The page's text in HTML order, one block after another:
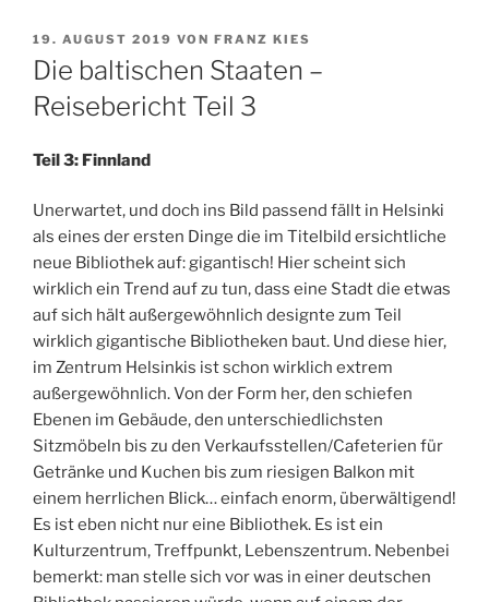
VERÖFFENTLICHT
AM
19. AUGUST 2019 VON FRANZ KIES
Die baltischen Staaten –
Reisebericht Teil 3
Teil 3: Finnland
Unerwartet, und doch ins Bild passend fällt in Helsinki
als eines der ersten Dinge die im Titelbild ersichtliche
neue Bibliothek auf: gigantisch! Hier scheint sich
wirklich ein Trend auf zu tun, dass eine Stadt die etwas
auf sich hält außergewöhnlich designte zum Teil
wirklich gigantische Bibliotheken baut. Und diese hier,
im Zentrum Helsinkis ist schon wirklich extrem
außergewöhnlich. Von der Form her, den schiefen
Ebenen im Gebäude, den unterschiedlichsten
Sitzmöbeln bis zu den Verkaufsstellen/Cafeterien für
Getränke und Kuchen bis zum riesigen Balkon mit
einem herrlichen Blick… einfach enorm, überwältigend!
Es ist eben nicht nur eine Bibliothek. Es ist ein
Kulturzentrum, Treffpunkt, Lebenszentrum. Nebenbei
bemerkt: man stelle sich vor was in einer deutschen